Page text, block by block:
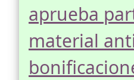
aprueba
material